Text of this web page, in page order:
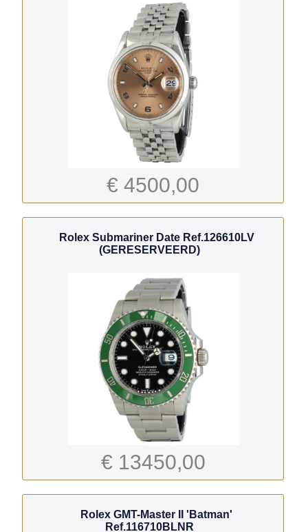
€ 4500,00
Rolex Submariner Date Ref.126610LV
(GERESERVEERD)
€ 13450,00
Rolex GMT-Master II 'Batman'
Ref.116710BLNR